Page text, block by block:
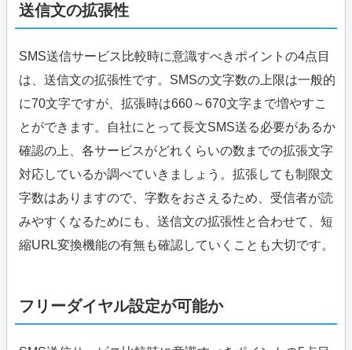
送信文の拡張性
SMS送信サービス比較時に意識すべきポイントの4点目
は、送信文の拡張性です。SMSの文字数の上限は一般的
に70文字ですが、拡張時は660～670文字まで増やすこ
とができます。自社にとって長文SMS送る必要があるか
確認の上、各サービスがどれくらいの数までの拡張文字
対応しているか調べていきましょう。拡張しても制限文
字数はありますので、字数をおさえるため、受信者が読
みやすくなるためにも、送信文の拡張性と合わせて、短
縮URL変換機能の有無も確認していくことも大切です。
フリーダイヤル設定が可能か